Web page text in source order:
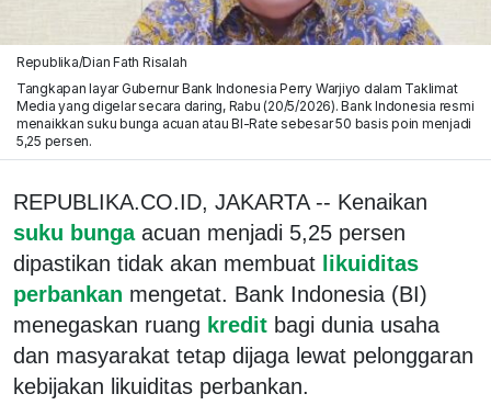
Republika/Dian Fath Risalah
Tangkapan layar Gubernur Bank Indonesia Perry Warjiyo dalam Taklimat
Media yang digelar secara daring, Rabu (20/5/2026). Bank Indonesia resmi
menaikkan suku bunga acuan atau BI-Rate sebesar 50 basis poin menjadi
5,25 persen.
REPUBLIKA.CO.ID, JAKARTA -- Kenaikan
suku bunga acuan menjadi 5,25 persen
dipastikan tidak akan membuat likuiditas
perbankan mengetat. Bank Indonesia (BI)
menegaskan ruang kredit bagi dunia usaha
dan masyarakat tetap dijaga lewat pelonggaran
kebijakan likuiditas perbankan.